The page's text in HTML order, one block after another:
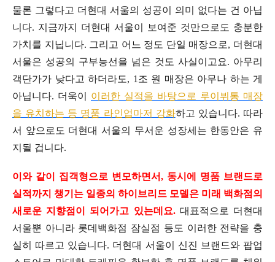
물론 그렇다고 더현대 서울의 성공이 의미 없다는 건 아닙
니다. 지금까지 더현대 서울이 보여준 것만으로도 충분한
가치를 지닙니다. 그리고 어느 정도 단일 매장으로, 더현대
서울은 성공의 구부능선을 넘은 것도 사실이고요. 아무리
객단가가 낮다고 하더라도, 1조 원 매장은 아무나 하는 게
아닙니다. 더욱이 이러한 실적을 바탕으로 루이뷔통 매장
을 유치하는 등 명품 라인업마저 강화하고 있습니다. 따라
서 앞으로도 더현대 서울의 무서운 성장세는 한동안은 유
지될 겁니다.
이와 같이 집객형으로 변모하면서, 동시에 명품 브랜드로
실적까지 챙기는 일종의 하이브리드 모델은 미래 백화점의
새로운 지향점이 되어가고 있는데요.대표적으로 더현대
서울뿐 아니라 롯데백화점 잠실점 등도 이러한 전략을 충
실히 따르고 있습니다. 더현대 서울이 신진 브랜드와 팝업